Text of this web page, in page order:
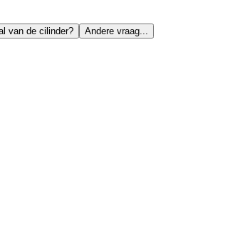
van de cilinder? Andere vraag...